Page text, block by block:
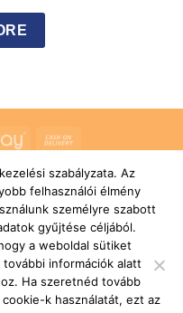
AfterPay
Delivery
FELTÉTELEK
JOGI NYILATKOZAT
ÜGYFÉLSZOLGÁLAT
Powered byPrintroom Bt. -
szabályzata. Az
felhasználói élmény
személyre szabott
gyűjtése céljából.
a weboldal sütiket
információk alatt
Ha szeretnéd tovább
k használatát, ezt az